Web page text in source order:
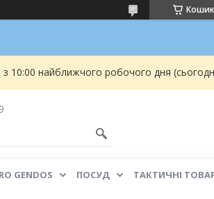
Кошик
10:00 найближчого робочого дня
GENDOS ПОСУД ТАКТИЧНІ